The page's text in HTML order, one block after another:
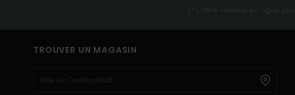
(*) Offre valable en ligne
TROUVER UN MAGASIN